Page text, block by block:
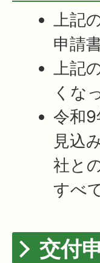
上記
申請
上記
くな
令和
見込
社と
すべ
交付